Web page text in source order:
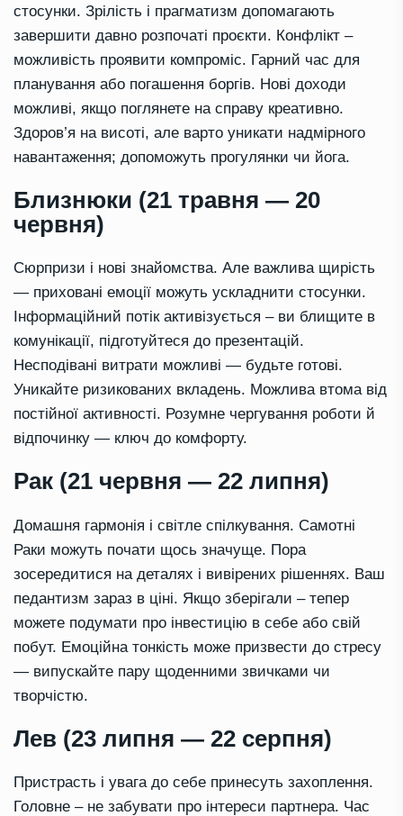
стосунки. Зрілість і прагматизм допомагають
завершити давно розпочаті проєкти. Конфлікт –
можливість проявити компроміс. Гарний час для
планування або погашення боргів. Нові доходи
можливі, якщо поглянете на справу креативно.
Здоров’я на висоті, але варто уникати надмірного
навантаження; допоможуть прогулянки чи йога.
Близнюки (21 травня — 20
червня)
Сюрпризи і нові знайомства. Але важлива щирість
— приховані емоції можуть ускладнити стосунки.
Інформаційний потік активізується – ви блищите в
комунікації, підготуйтеся до презентацій.
Несподівані витрати можливі — будьте готові.
Уникайте ризикованих вкладень. Можлива втома від
постійної активності. Розумне чергування роботи й
відпочинку — ключ до комфорту.
Рак (21 червня — 22 липня)
Домашня гармонія і світле спілкування. Самотні
Раки можуть почати щось значуще. Пора
зосередитися на деталях і вивірених рішеннях. Ваш
педантизм зараз в ціні. Якщо зберігали – тепер
можете подумати про інвестицію в себе або свій
побут. Емоційна тонкість може призвести до стресу
— випускайте пару щоденними звичками чи
творчістю.
Лев (23 липня — 22 серпня)
Пристрасть і увага до себе принесуть захоплення.
Головне – не забувати про інтереси партнера. Час